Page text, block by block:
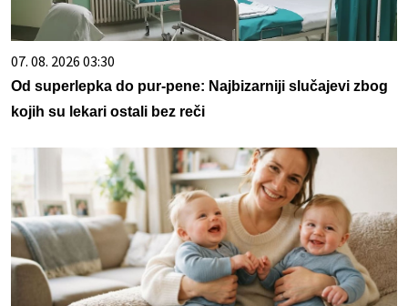
07. 08. 2026 03:30
Od superlepka do pur-pene: Najbizarniji slučajevi zbog
kojih su lekari ostali bez reči